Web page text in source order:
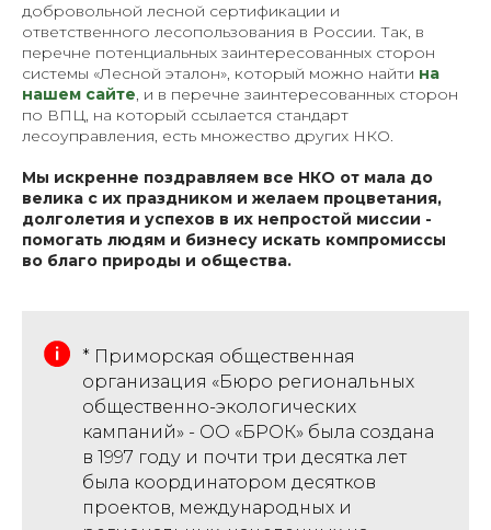
добровольной лесной сертификации и
ответственного лесопользования в России. Так, в
перечне потенциальных заинтересованных сторон
системы «Лесной эталон», который можно найти на
нашем сайте , и в перечне заинтересованных сторон
по ВПЦ, на который ссылается стандарт
лесоуправления, есть множество других НКО.
Мы искренне поздравляем все НКО от мала до
велика с их праздником и желаем процветания,
долголетия и успехов в их непростой миссии -
помогать людям и бизнесу искать компромиссы
во благо природы и общества.
* Приморская общественная
организация «Бюро региональных
общественно-экологических
кампаний» - ОО «БРОК» была создана
в 1997 году и почти три десятка лет
была координатором десятков
проектов, международных и